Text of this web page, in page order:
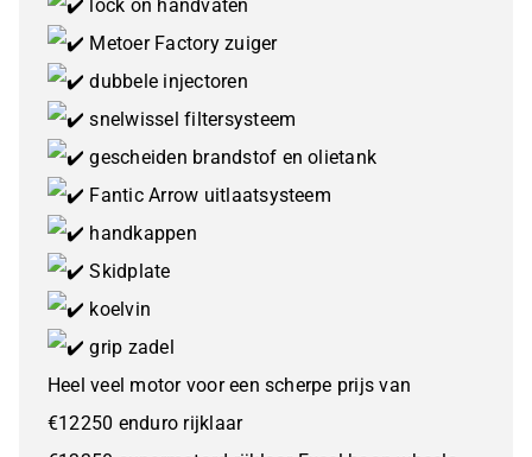
lock on handvaten
Metoer Factory zuiger
dubbele injectoren
snelwissel filtersysteem
gescheiden brandstof en olietank
Fantic Arrow uitlaatsysteem
handkappen
Skidplate
koelvin
grip zadel
Heel veel motor voor een scherpe prijs van
€12250 enduro rijklaar